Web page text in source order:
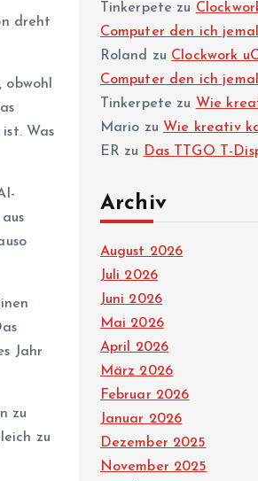
dreht
Was
Jahr
zu
zu
Tinkerpete zu
Computer den ich
Roland
zu Clockwork
Computer den ich
Tinkerpete zu Wie
Mario zu Wie kreativ
ER zu Das TTGO T-
Archiv
August 2026
Juli 2026
Juni 2026
Mai 2026
April 2026
März 2026
Februar 2026
Januar 2026
Dezember 2025
November 2025